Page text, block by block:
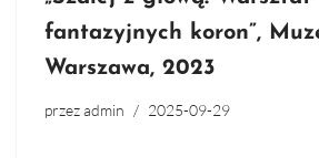
fantazyjnych koron”,
Warszawa, 2023
przezadmin 2025-09-29